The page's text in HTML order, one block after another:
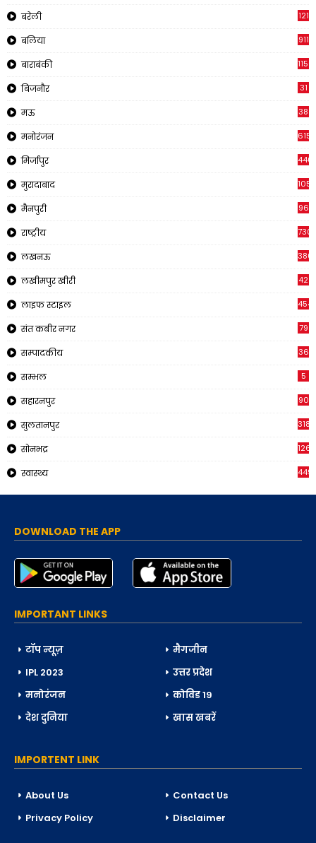
बरेली 121
बलिया 911
बाराबंकी 1150
बिजनौर 31
मऊ 38
मनोरंजन 615
मिर्जापुर 440
मुरादाबाद 1056
मैनपुरी 96
राष्ट्रीय
लखनऊ
लखीमपुर खीरी 42
लाइफ स्टाइल 454
संत कबीर नगर 79
सम्पादकीय 36
सम्भल 5
सहारनपुर 90
सुलतानपुर 318
सोनभद्र 1266
स्वास्थ्य 449
DOWNLOAD THE APP
IMPORTANT LINKS
टॉप न्यूज़
मैगजीन
IPL 2023
उत्तर प्रदेश
मनोरंजन
कोविड 19
देश दुनिया
खास खबरें
IMPORTENT LINK
About Us
Contact Us
Privacy Policy
Disclaimer